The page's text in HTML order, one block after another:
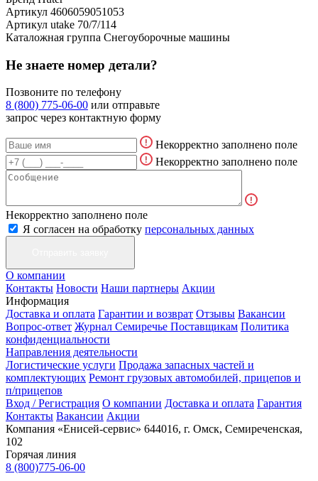
Артикул 4606059051053
Артикул utake 70/7/114
Каталожная группа Снегоуборочные машины
Не знаете номер детали?
Позвоните по телефону
8 (800) 775-06-00 или отправьте
запрос через контактную форму
Некорректно заполнено поле
Некорректно заполнено поле
Некорректно заполнено поле
Я согласен на обработку персональных данных
О компании
Контакты Новости Наши партнеры Акции
Информация
Доставка и оплата Гарантии и возврат Отзывы Вакансии
Вопрос-ответ Журнал Семиречье Поставщикам Политика
конфиденциальности
Направления деятельности
Логистические услуги Продажа запасных частей и
комплектующих Ремонт грузовых автомобилей, прицепов и
п/прицепов
Вход / Регистрация О компании Доставка и оплата Гарантия
Контакты Вакансии Акции
Компания «Енисей-сервис» 644016, г. Омск, Семиреченская,
102
Горячая линия
8 (800)775-06-00